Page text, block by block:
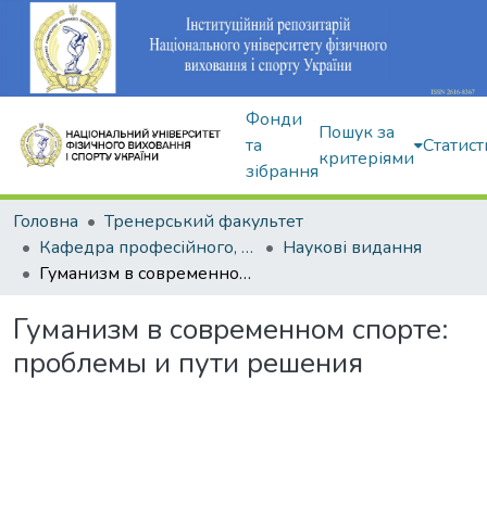
Фонди
та
зібрання
Пошук за
критеріями
Головна
Тренерський факультет
Кафедра професійного, неолімпійського та адаптивного спорту
Наукові видання
Гуманизм в современном спорте: проблемы и пути решения
Гуманизм в современном спорте:
проблемы и пути решения